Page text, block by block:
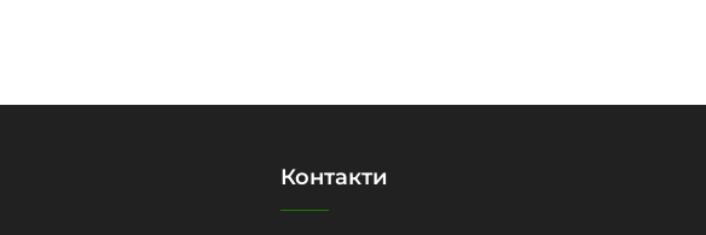
Контакти